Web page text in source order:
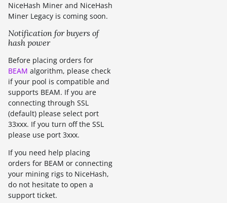
NiceHash Miner and NiceHash
Miner Legacy is coming soon.
Notification for buyers of
hash power
Before placing orders for
BEAM algorithm, please check
if your pool is compatible and
supports BEAM. If you are
connecting through SSL
(default) please select port
33xxx. If you turn off the SSL
please use port 3xxx.
If you need help placing
orders for BEAM or connecting
your mining rigs to NiceHash,
do not hesitate to open a
support ticket.